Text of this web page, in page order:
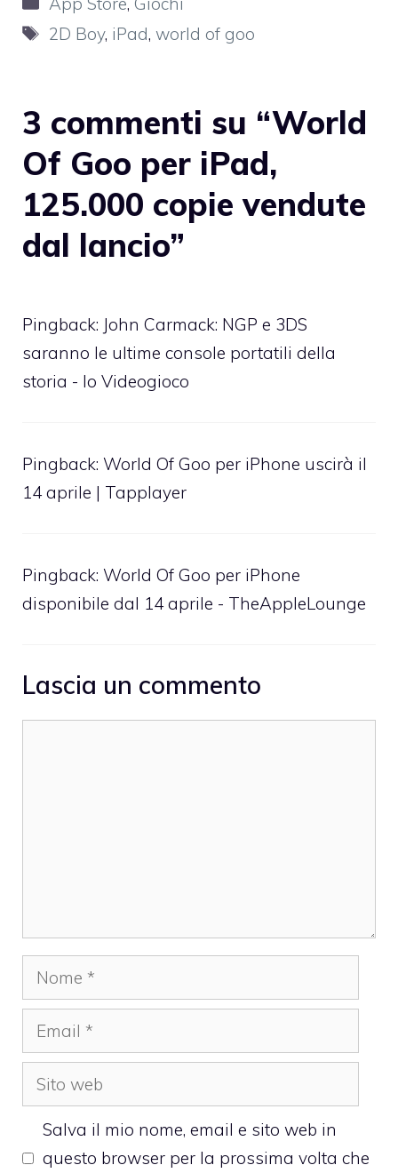
Tag
2D Boy, iPad,world of goo
3 commenti su “World
Of Goo per iPad,
125.000 copie vendute
dal lancio”
Pingback: John Carmack: NGP e 3DS
saranno le ultime console portatili della
storia - Io Videogioco
Pingback: World Of Goo per iPhone uscirà il
14 aprile | Tapplayer
Pingback: World Of Goo per iPhone
disponibile dal 14 aprile - TheAppleLounge
Lascia un commento
Nome
Email
Sito
web
Salva il mio nome, email e sito web in
questo browser per la prossima volta che